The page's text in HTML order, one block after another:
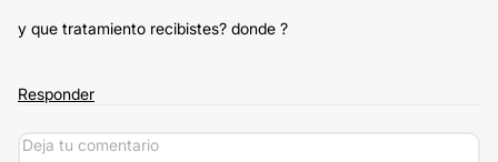
y que tratamiento recibistes? donde ?
Responder